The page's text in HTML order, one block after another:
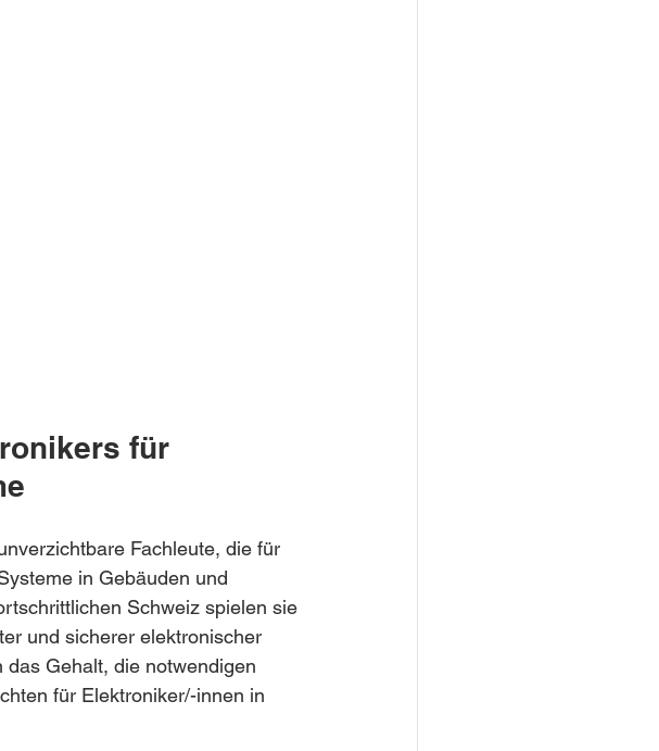
für
Fachleute, die für
in Gebäuden und
Schweiz spielen sie
und sicherer elektronischer
Gehalt, die notwendigen
für Elektroniker/-innen in